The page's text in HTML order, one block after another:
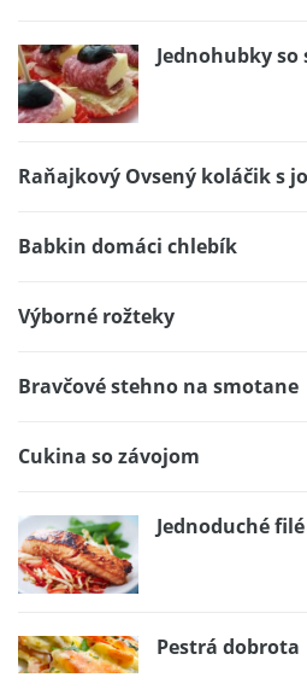
Jednohubky
Raňajkový Ovsený koláčik s
Babkin domáci chlebík
Výborné rožteky
Bravčové stehno na smotane
Cukina so závojom
Jednoduché
Pestrá dobrota